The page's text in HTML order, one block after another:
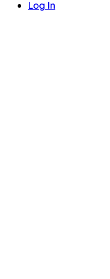
Log In